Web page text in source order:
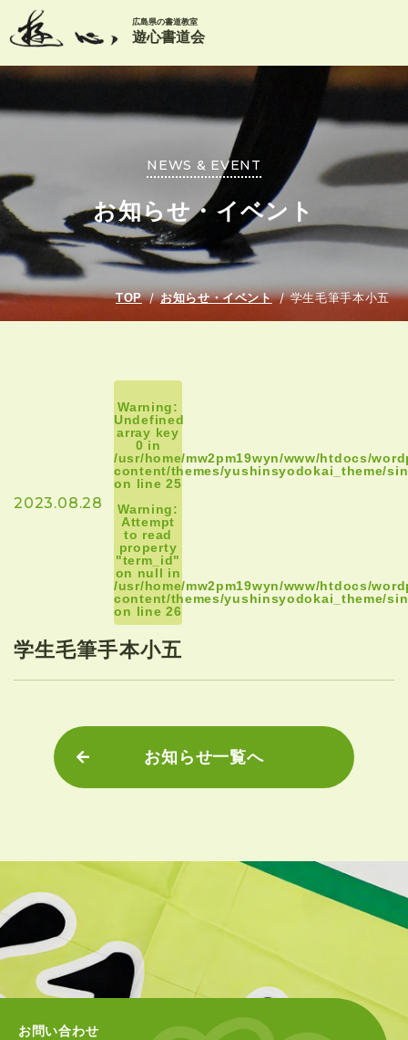
広島県の書道教室
遊心書道会
NEWS & EVENT
お知らせ・イベント
TOP お知らせ・イベント 学生毛筆手本小五
2023.08.28
Warning:
Undefined
array key
0 in
/usr/home/mw2pm19wyn/www/htdocs/
content/themes/yushinsyodokai_theme/
on line25
Warning:
Attempt
to read
property
"term_id"
on null in
/usr/home/mw2pm19wyn/www/htdocs/
content/themes/yushinsyodokai_theme/
on line26
学生毛筆手本小五
お知らせ一覧へ
お問い合わせ